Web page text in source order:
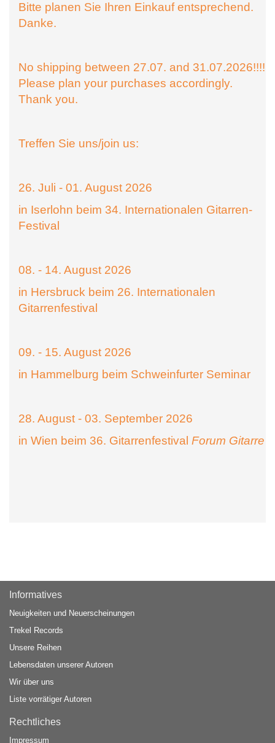
Bitte planen Sie Ihren Einkauf entsprechend.
Danke.
No shipping between 27.07. and 31.07.2026!!!!
Please plan your purchases accordingly.
Thank you.
Treffen Sie uns/join us:
26. Juli - 01. August 2026
in Iserlohn beim 34. Internationalen Gitarren-
Festival
08. - 14. August 2026
in Hersbruck beim 26. Internationalen
Gitarrenfestival
09. - 15. August 2026
in Hammelburg beim Schweinfurter Seminar
28. August - 03. September 2026
in Wien beim 36. Gitarrenfestival Forum Gitarre
Informatives
Neuigkeiten und Neuerscheinungen
Trekel Records
Unsere Reihen
Lebensdaten unserer Autoren
Wir über uns
Liste vorrätiger Autoren
Rechtliches
Impressum